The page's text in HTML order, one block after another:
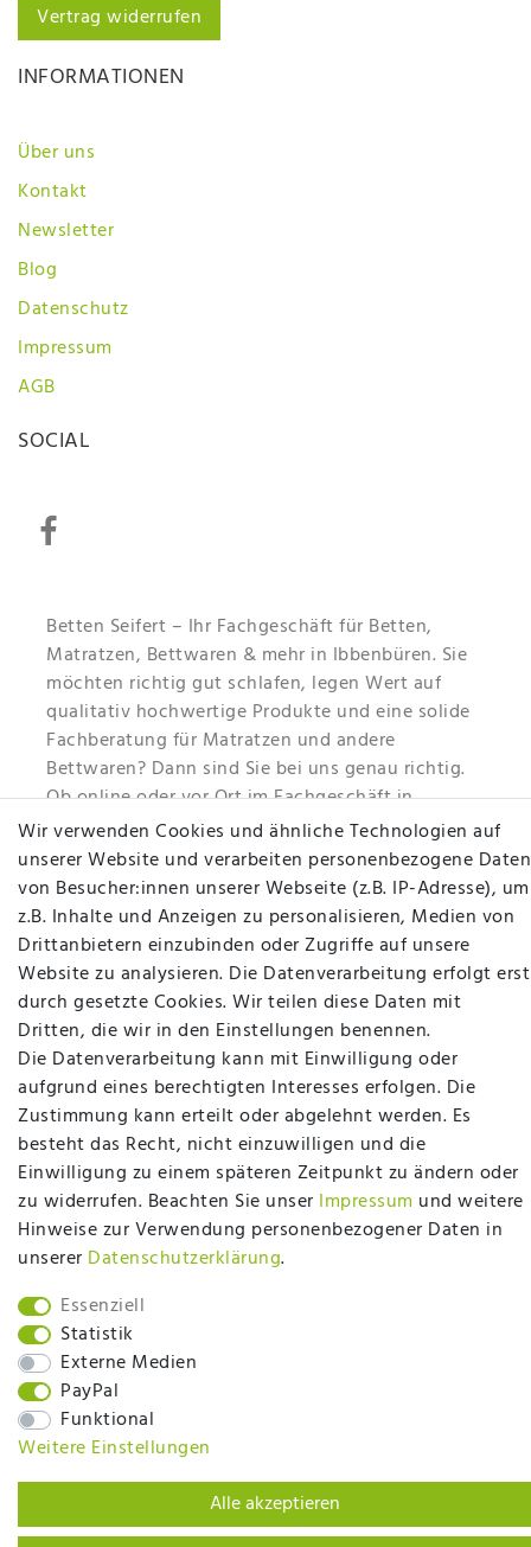
Vertrag widerrufen
INFORMATIONEN
Über uns
Kontakt
Newsletter
Blog
Datenschutz
Impressum
AGB
SOCIAL
Betten Seifert – Ihr Fachgeschäft für Betten,
Matratzen, Bettwaren & mehr in Ibbenbüren. Sie
möchten richtig gut schlafen, legen Wert auf
qualitativ hochwertige Produkte und eine solide
Fachberatung für Matratzen und andere
Bettwaren? Dann sind Sie bei uns genau richtig.
Ob online oder vor Ort im Fachgeschäft in
Ibbenbüren - wir beraten Sie gerne!
Mehr erfahren
Wir verwenden Cookies und ähnliche Technologien auf
unserer Website und verarbeiten personenbezogene Daten
von Besucher:innen unserer Webseite (z.B. IP-Adresse), um
z.B. Inhalte und Anzeigen zu personalisieren, Medien von
Drittanbietern einzubinden oder Zugriffe auf unsere
Website zu analysieren. Die Datenverarbeitung erfolgt erst
durch gesetzte Cookies. Wir teilen diese Daten mit
Dritten, die wir in den Einstellungen benennen.
Die Datenverarbeitung kann mit Einwilligung oder
aufgrund eines berechtigten Interesses erfolgen. Die
Zustimmung kann erteilt oder abgelehnt werden. Es
besteht das Recht, nicht einzuwilligen und die
Einwilligung zu einem späteren Zeitpunkt zu ändern oder
zu widerrufen. Beachten Sie unser Impressum und weitere
Hinweise zur Verwendung personenbezogener Daten in
unserer Daten­schutz­erklärung.
Essenziell
Statistik
Externe Medien
PayPal
Funktional
Weitere Einstellungen
Alle akzeptieren
plentymarkets Template von Plenty Lions
BACK TO TOP